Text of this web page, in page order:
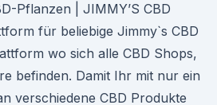
Pflanzen | JIMMY’S CBD
für beliebige Jimmy`s CBD
wo sich alle CBD Shops,
befinden. Damit Ihr mit nur ein
verschiedene CBD Produkte